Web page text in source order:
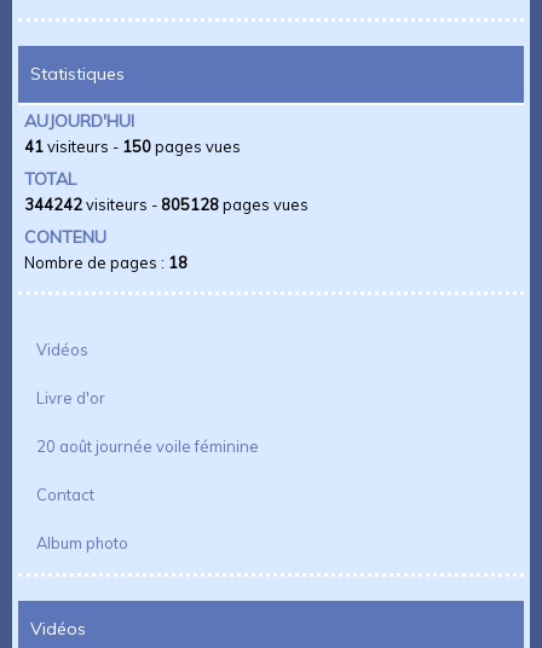
Statistiques
AUJOURD'HUI
41visiteurs - 150pages vues
TOTAL
344242visiteurs - 805128pages vues
CONTENU
Nombre de pages : 18
Vidéos
Livre d'or
20 août journée voile féminine
Contact
Album photo
Vidéos